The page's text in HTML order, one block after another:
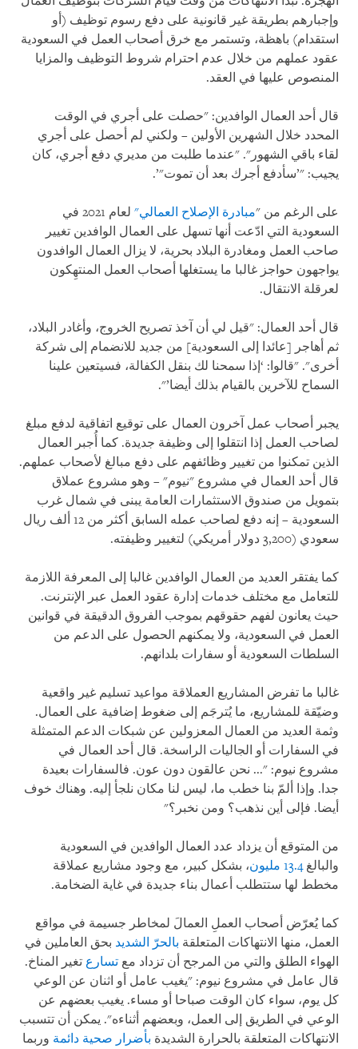
وإجبارهم بطريقة غير قانونية على دفع رسوم توظيف (أو
استقدام) باهظة، وتستمر مع خرق أصحاب العمل في السعودية
عقود عملهم من خلال عدم احترام شروط التوظيف والمزايا
المنصوص عليها في العقد.
قال أحد العمال الوافدين: "حصلت على أجري في الوقت
المحدد خلال الشهرين الأولين – ولكني لم أحصل على أجري
لقاء باقي الشهور". "عندما طلبت من مديري دفع أجري، كان
يجيب: "’سأدفع أجرك بعد أن تموت"’.
على الرغم من "مبادرة الإصلاح العمالي"
لعام 2021 في
السعودية التي ادّعت أنها تسهل على العمال الوافدين تغيير
صاحب العمل ومغادرة البلاد بحرية، لا يزال العمال الوافدون
يواجهون حواجز غالبا ما يستغلها أصحاب العمل المنتهِكون
لعرقلة الانتقال.
قال أحد العمال: "قيل لي أن آخذ تصريح الخروج، وأغادر البلاد،
ثم أهاجر [عائدا إلى السعودية] من جديد للانضمام إلى شركة
أخرى". "قالوا: ‘إذا سمحنا لك بنقل الكفالة، فسيتعين علينا
السماح للآخرين بالقيام بذلك أيضا’".
يجبر أصحاب عمل آخرون العمال على توقيع اتفاقية لدفع مبلغ
لصاحب العمل إذا انتقلوا إلى وظيفة جديدة. كما أُجبر العمال
الذين تمكنوا من تغيير وظائفهم على دفع مبالغ لأصحاب عملهم.
قال أحد العمال في مشروع "نيوم" – وهو مشروع عملاق
بتمويل من صندوق الاستثمارات العامة يبنى في شمال غرب
السعودية – إنه دفع لصاحب عمله السابق أكثر من 12 ألف ريال
سعودي (3,200 دولار أمريكي) لتغيير وظيفته.
كما يفتقر العديد من العمال الوافدين غالبا إلى المعرفة اللازمة
للتعامل مع مختلف خدمات إدارة عقود العمل عبر الإنترنت.
حيث يعانون لفهم حقوقهم بموجب الفروق الدقيقة في قوانين
العمل في السعودية، ولا يمكنهم الحصول على الدعم من
السلطات السعودية أو سفارات بلدانهم.
غالبا ما تفرض المشاريع العملاقة مواعيد تسليم غير واقعية
وضيّقة للمشاريع، ما يُترجَم إلى ضغوط إضافية على العمال.
وثمة العديد من العمال المعزولين عن شبكات الدعم المتمثلة
في السفارات أو الجاليات الراسخة. قال أحد العمال في
مشروع نيوم: "... نحن عالقون دون عون. فالسفارات بعيدة
جدا. وإذا ألمّ بنا خطب ما، ليس لنا مكان نلجأ إليه. وهناك خوف
أيضا. فإلى أين نذهب؟ ومن نخبر؟"
من المتوقع أن يزداد عدد العمال الوافدين في السعودية
والبالغ13.4 مليون
، بشكل كبير، مع وجود مشاريع عملاقة
مخطط لها ستتطلب أعمال بناء جديدة في غاية الضخامة.
كما يُعرّض أصحاب العملِ العمالَ لمخاطر جسيمة في مواقع
العمل، منها الانتهاكات المتعلقة بالحرّ الشديد بحق العاملين في
الهواء الطلق والتي من المرجح أن تزداد مع تسارع تغير المناخ.
قال عامل في مشروع نيوم: "يغيب عامل أو اثنان عن الوعي
كل يوم، سواء كان الوقت صباحا أو مساء. يغيب بعضهم عن
الوعي في الطريق إلى العمل، وبعضهم أثناءه". يمكن أن تتسبب
الانتهاكات المتعلقة بالحرارة الشديدة بأضرار صحية دائمة وربما